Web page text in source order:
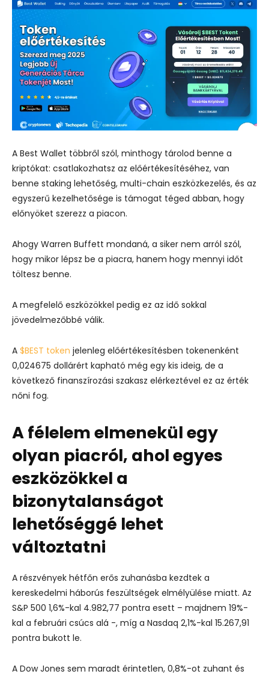
A Best Wallet többről szól, minthogy tárolod benne a
kriptókat: csatlakozhatsz az előértékesítéséhez, van
benne staking lehetőség, multi-chain eszközkezelés, és az
egyszerű kezelhetősége is támogat téged abban, hogy
előnyöket szerezz a piacon.
Ahogy Warren Buffett mondaná, a siker nem arról szól,
hogy mikor lépsz be a piacra, hanem hogy mennyi időt
töltesz benne.
A megfelelő eszközökkel pedig ez az idő sokkal
jövedelmezőbbé válik.
A $BEST token jelenleg előértékesítésben tokenenként
0,024675 dollárért kapható még egy kis ideig, de a
következő finanszírozási szakasz elérkeztével ez az érték
nőni fog.
A félelem elmenekül egy
olyan piacról, ahol egyes
eszközökkel a
bizonytalanságot
lehetőséggé lehet
változtatni
A részvények hétfőn erős zuhanásba kezdtek a
kereskedelmi háborús feszültségek elmélyülése miatt. Az
S&P 500 1,6%-kal 4.982,77 pontra esett – majdnem 19%-
kal a februári csúcs alá -, míg a Nasdaq 2,1%-kal 15.267,91
pontra bukott le.
A Dow Jones sem maradt érintetlen, 0,8%-ot zuhant és